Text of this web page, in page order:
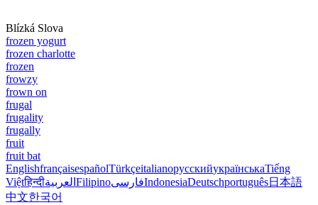
Blízká Slova
frozen yogurt
frozen charlotte
frozen
frowzy
frown on
frugal
frugality
frugally
fruit
fruit bat
EnglishfrançaisespañolTürkçeitalianoрусскийукраїнськаTiếng
Việtहिन्दीالعربية FilipinoفارسیIndonesiaDeutschportuguês日本語
中文한국어